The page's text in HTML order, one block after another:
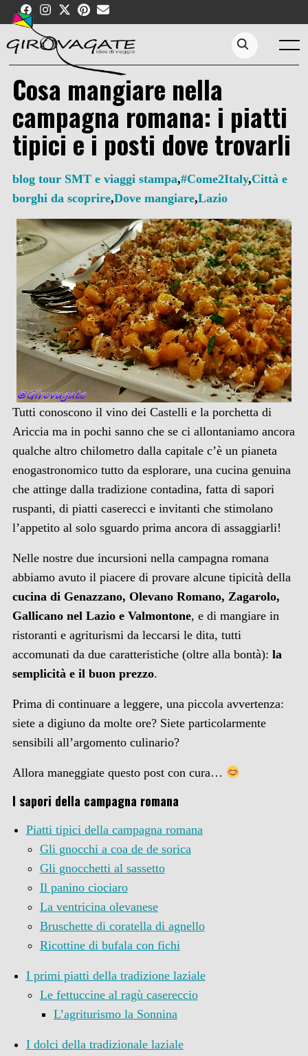
Skip
content
Menu
Search...
Cosa mangiare nella
campagna romana: i piatti
tipici e i posti dove trovarli
blog tour SMT e viaggi stampa,#Come2Italy,Città e
borghi da scoprire,Dove mangiare,Lazio
Tutti conoscono il vino dei Castelli e la porchetta di
Ariccia ma in pochi sanno che se ci allontaniamo ancora
qualche altro chilometro dalla capitale c’è un pianeta
enogastronomico tutto da esplorare, una cucina genuina
che attinge dalla tradizione contadina, fatta di sapori
ruspanti, di piatti caserecci e invitanti che stimolano
l’appetito al solo sguardo prima ancora di assaggiarli!
Nelle nostre due incursioni nella campagna romana
abbiamo avuto il piacere di provare alcune tipicità della
cucina di Genazzano, Olevano Romano, Zagarolo,
Gallicano nel Lazio e Valmontone, e di mangiare in
ristoranti e agriturismi da leccarsi le dita, tutti
accomunati da due caratteristiche (oltre alla bontà): la
semplicità e il buon prezzo.
Prima di continuare a leggere, una piccola avvertenza:
siete a digiuno da molte ore? Siete particolarmente
sensibili all’argomento culinario?
Allora maneggiate questo post con cura…
I sapori della campagna romana
Piatti tipici della campagna romana
Gli gnocchi a coa de de sorica
Gli gnocchetti al sassetto
Il panino ciociaro
La ventricina olevanese
Bruschette di coratella di agnello
Ricottine di bufala con fichi
I primi piatti della tradizione laziale
Le fettuccine al ragù casereccio
L’agriturismo la Sonnina
I dolci della tradizionale laziale